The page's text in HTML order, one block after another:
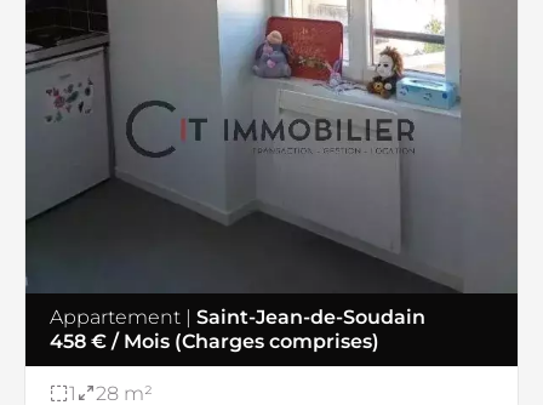
Appartement | Saint-Jean-de-Soudain
458 € / Mois (Charges comprises)
1 28 m²